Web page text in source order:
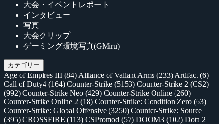
大会・イベントレポート
インタビュー
写真
大会クリップ
ゲーミング環境写真(GMiru)
カテゴリー
Age of Empires III (84) Alliance of Valiant Arms (233) Artifact (6)
Call of Duty4 (164) Counter-Strike (5153) Counter-Strike 2 (CS2)
(992) Counter-Strike Neo (429) Counter-Strike Online (260)
Counter-Strike Online 2 (18) Counter-Strike: Condition Zero (63)
Counter-Strike: Global Offensive (3250) Counter-Strike: Source
(395) CROSSFIRE (113) CSPromod (57) DOOM3 (102) Dota 2